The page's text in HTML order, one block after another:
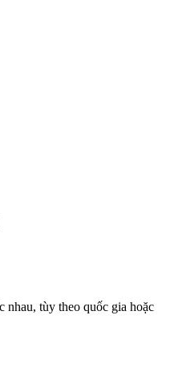
nhau, tùy theo quốc gia hoặc